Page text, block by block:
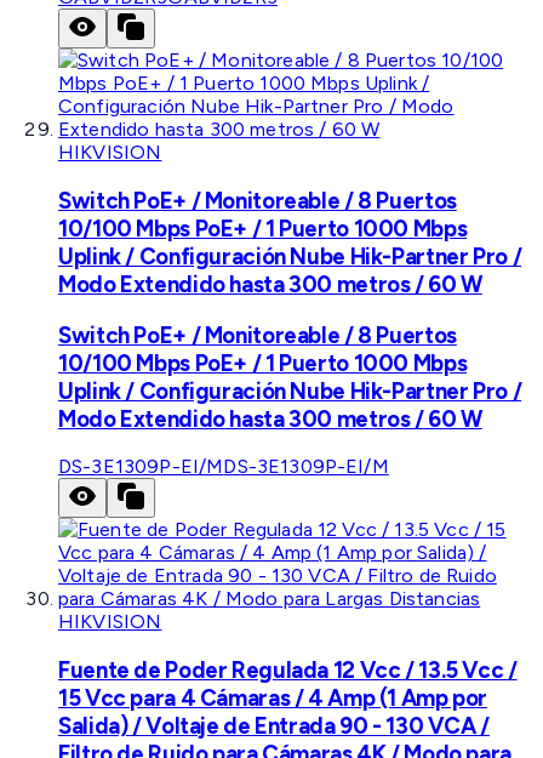
HIKVISION
Switch PoE+ / Monitoreable / 8 Puertos
10/100 Mbps PoE+ / 1 Puerto 1000 Mbps
Uplink / Configuración Nube Hik-Partner Pro /
Modo Extendido hasta 300 metros / 60 W
Switch PoE+ / Monitoreable / 8 Puertos
10/100 Mbps PoE+ / 1 Puerto 1000 Mbps
Uplink / Configuración Nube Hik-Partner Pro /
Modo Extendido hasta 300 metros / 60 W
DS-3E1309P-EI/MDS-3E1309P-EI/M
HIKVISION
Fuente de Poder Regulada 12 Vcc / 13.5 Vcc /
15 Vcc para 4 Cámaras / 4 Amp (1 Amp por
Salida) / Voltaje de Entrada 90 - 130 VCA /